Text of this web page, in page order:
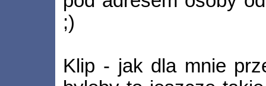
;)
Klip - jak dla mnie